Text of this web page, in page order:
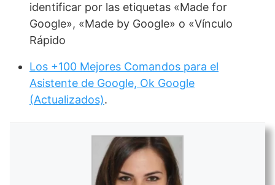
identificar por las etiquetas «Made for
Google», «Made by Google» o «Vínculo
Rápido
Los +100 Mejores Comandos para el
Asistente de Google, Ok Google
(Actualizados).